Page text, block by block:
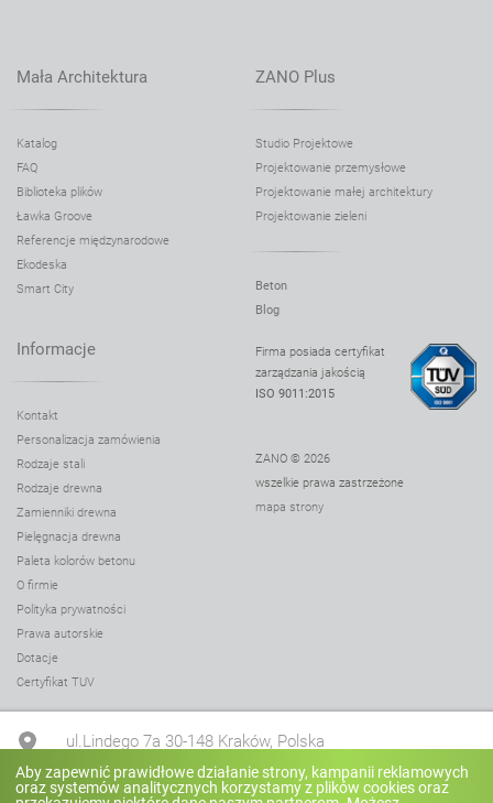
Mała Architektura
Katalog
FAQ
Biblioteka plików
Ławka Groove
Referencje międzynarodowe
Ekodeska
Smart City
ZANO Plus
Studio Projektowe
Projektowanie przemysłowe
Projektowanie małej architektury
Projektowanie zieleni
Beton
Blog
Informacje
Kontakt
Personalizacja zamówienia
Rodzaje stali
Rodzaje drewna
Zamienniki drewna
Pielęgnacja drewna
Paleta kolorów betonu
O firmie
Polityka prywatności
Prawa autorskie
Dotacje
Certyfikat TUV
Firma posiada certyfikat
zarządzania jakością
ISO 9011:2015
ZANO © 2026
wszelkie prawa zastrzeżone
mapa strony
ul.Lindego 7a 30-148 Kraków, Polska
Aby zapewnić prawidłowe działanie strony, kampanii reklamowych
oraz systemów analitycznych korzystamy z plików cookies oraz